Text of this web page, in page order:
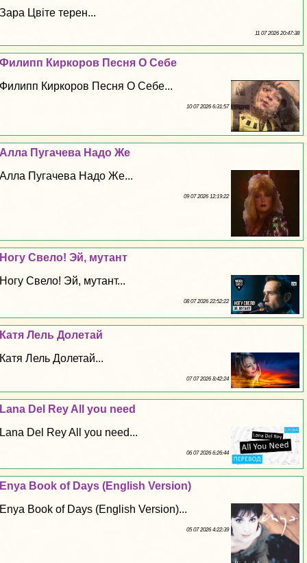
Зара Цвіте терен...
11 07 2026 20:47:38
Филипп Киркоров Песня О Себе
Филипп Киркоров Песня О Себе...
10 07 2026 6:31:57
Алла Пугачева Надо Же
Алла Пугачева Надо Же...
09 07 2026 12:19:22
Ногу Свело! Эй, мутант
Ногу Свело! Эй, мутант...
08 07 2026 22:52:22
Катя Лель Долетай
Катя Лель Долетай...
07 07 2026 8:42:24
Lana Del Rey All you need
Lana Del Rey All you need...
06 07 2026 6:26:44
Enya Book of Days (English Version)
Enya Book of Days (English Version)...
05 07 2026 4:22:39